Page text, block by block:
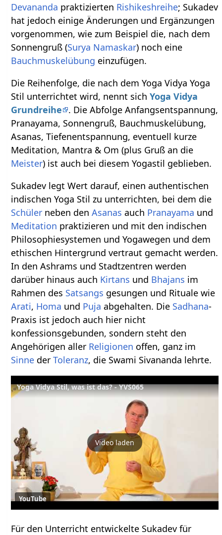
Devananda praktizierten Rishikeshreihe; Sukadev
hat jedoch einige Änderungen und Ergänzungen
vorgenommen, wie zum Beispiel die, nach dem
Sonnengruß (Surya Namaskar) noch eine
Bauchmuskelübung einzufügen.
Die Reihenfolge, die nach dem Yoga Vidya Yoga
Stil unterrichtet wird, nennt sichYoga Vidya
Grundreihe
. Die Abfolge Anfangsentspannung,
Pranayama, Sonnengruß, Bauchmuskelübung,
Asanas, Tiefenentspannung, eventuell kurze
Meditation, Mantra & Om (plus Gruß an die
Meister) ist auch bei diesem Yogastil geblieben.
Sukadev legt Wert darauf, einen authentischen
indischen Yoga Stil zu unterrichten, bei dem die
Schüler neben denAsanas auch Pranayama und
Meditation praktizieren und mit den indischen
Philosophiesystemen und Yogawegen und dem
ethischen Hintergrund vertraut gemacht werden.
In den Ashrams und Stadtzentren werden
darüber hinaus auch Kirtans und Bhajans im
Rahmen des Satsangs gesungen und Rituale wie
Arati, Homa und Puja abgehalten. Die Sadhana-
Praxis ist jedoch auch hier nicht
konfessionsgebunden, sondern steht den
Angehörigen aller Religionen offen, ganz im
Sinne derToleranz, die Swami Sivananda lehrte.
Yoga Vidya Stil, was ist das? - YVS065
Video laden
YouTube
Für den Unterricht entwickelte Sukadev für